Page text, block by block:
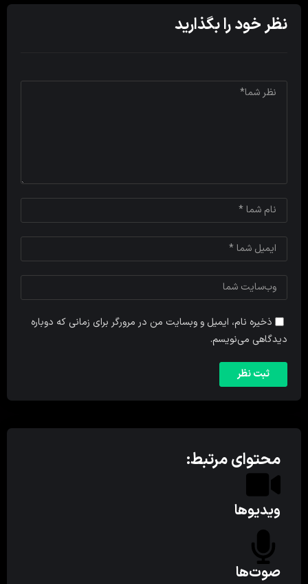
نظر خود را بگذارید
ذخیره نام، ایمیل و وبسایت من در مرورگر برای زمانی که دوباره
دیدگاهی می‌نویسم.
محتوای مرتبط:
ویدیوها
صوت‌ها